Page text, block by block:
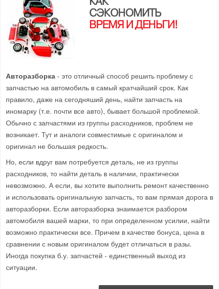
СЭКОНОМИТЬ
ВРЕМЯ И ДЕНЬГИ!
Авторазборка - это отличный способ решить проблему с
запчастью на автомобиль в самый кратчайший срок. Как
правило, даже на сегодняший день, найти запчасть на
иномарку (т.е. почти все авто), бывает большой проблемой.
Обычно с запчастями из группы расходников, проблем не
возникает. Тут и аналоги совместимые с оригиналом и
оригинал не большая редкость.
Но, если вдруг вам потребуется деталь, не из группы
расходников, то найти деталь в наличии, практически
невозможно. А если, вы хотите выполнить ремонт качественно
и использовать оригинальную запчасть, то вам прямая дорога в
авторазборки. Если авторазборка знаимается разбором
автомобиля вашей марки, то при определенном усилии, найти
возможно практически все. Причем в качестве бонуса, цена в
сравнении с новым оригиналом будет отличаться в разы.
Иногда покупка б.у. запчастей - единственный выход из
ситуации.